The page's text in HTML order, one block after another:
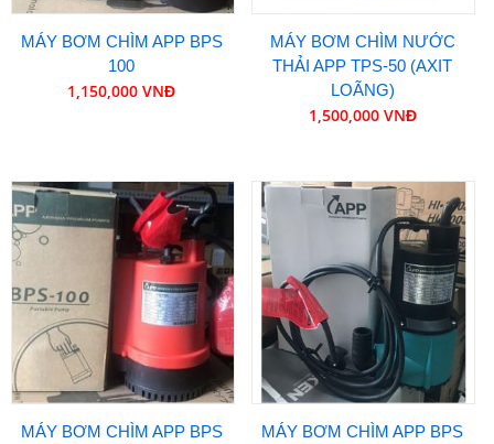
MÁY BƠM CHÌM APP BPS
100
1,150,000 VNĐ
MÁY BƠM CHÌM NƯỚC
THẢI APP TPS-50 (AXIT
LOÃNG)
1,500,000 VNĐ
MÁY BƠM CHÌM APP BPS
MÁY BƠM CHÌM APP BPS